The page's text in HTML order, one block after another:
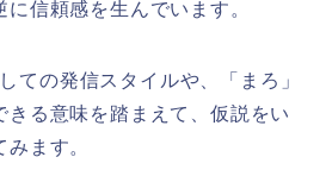
信頼感を生んでいます。
ての発信スタイルや、「まろ」
きる意味を踏まえて、仮説をい
ます。